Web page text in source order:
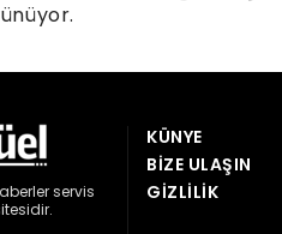
servis
KÜNYE
BIZE ULAŞIN
GIZLILIK